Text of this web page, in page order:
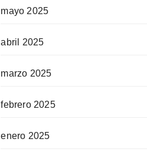
mayo 2025
abril 2025
marzo 2025
febrero 2025
enero 2025